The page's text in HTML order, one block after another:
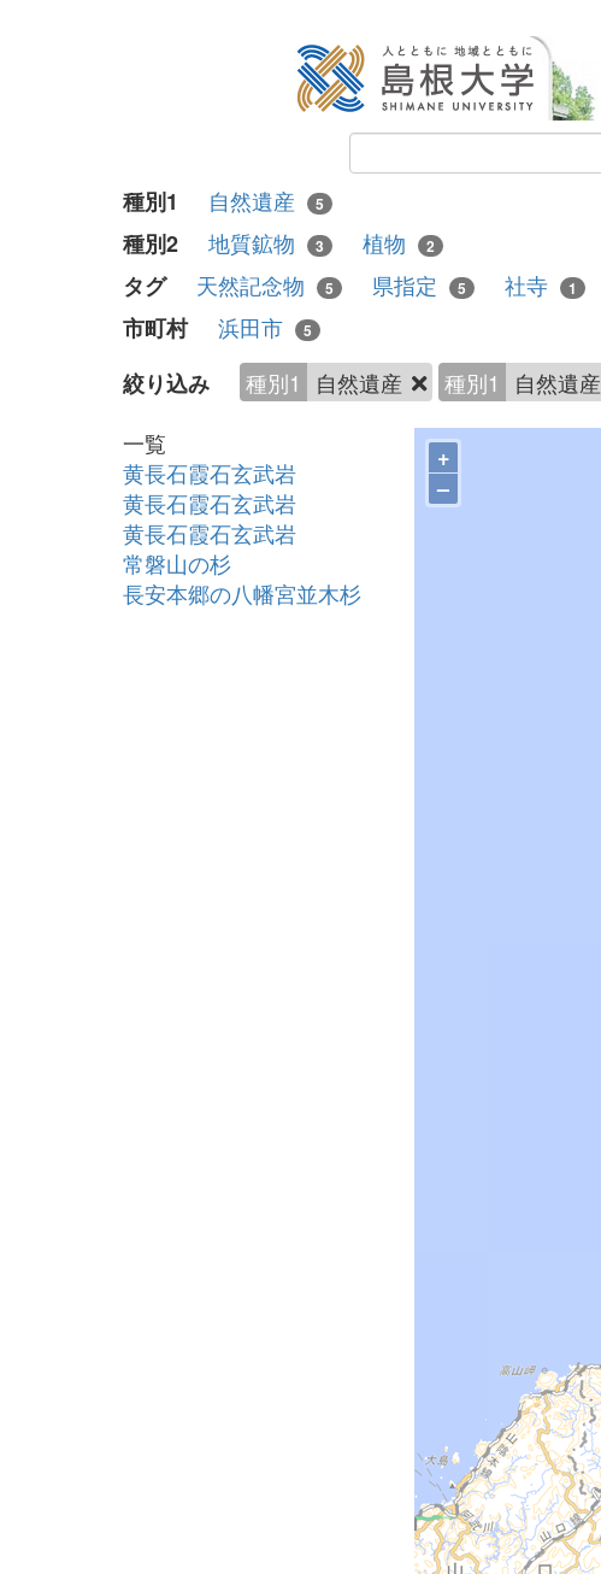
種別1 自然遺産 5
種別2 地質鉱物 3 植物 2
タグ 天然記念物 5 県指定 5 社寺 1
市町村 浜田市 5
絞り込み 種別1 自然遺産 種別1 自然遺産
一覧
黄長石霞石玄武岩
黄長石霞石玄武岩
黄長石霞石玄武岩
常磐山の杉
長安本郷の八幡宮並木杉
+
–